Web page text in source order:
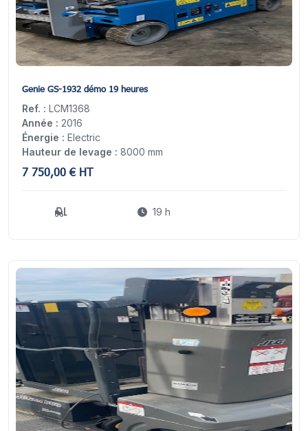
Genie GS-1932 démo 19 heures
Ref. : LCM1368
Année : 2016
Énergie : Electric
Hauteur de levage : 8000 mm
7 750,00 € HT
19 h